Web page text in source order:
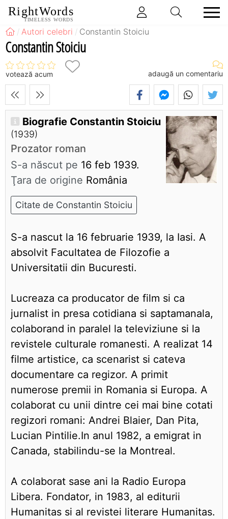
RightWords
TIMELESS WORDS
Autori celebri Constantin Stoiciu
Constantin Stoiciu
votează acum adaugă un comentariu
Biografie Constantin Stoiciu
(1939)
Prozator roman
S-a născut pe 16 feb 1939.
Ţara de origine România
Citate de Constantin Stoiciu
S-a nascut la 16 februarie 1939, la Iasi. A
absolvit Facultatea de Filozofie a
Universitatii din Bucuresti.
Lucreaza ca producator de film si ca
jurnalist in presa cotidiana si saptamanala,
colaborand in paralel la televiziune si la
revistele culturale romanesti. A realizat 14
filme artistice, ca scenarist si cateva
documentare ca regizor. A primit
numerose premii in Romania si Europa. A
colaborat cu unii dintre cei mai bine cotati
regizori romani: Andrei Blaier, Dan Pita,
Lucian Pintilie.In anul 1982, a emigrat in
Canada, stabilindu-se la Montreal.
A colaborat sase ani la Radio Europa
Libera. Fondator, in 1983, al editurii
Humanitas si al revistei literare Humanitas.